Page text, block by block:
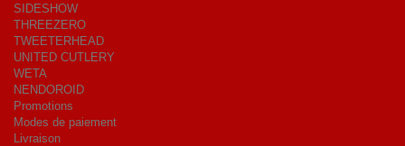
SIDESHOW
THREEZERO
TWEETERHEAD
UNITED CUTLERY
WETA
NENDOROID
Promotions
Modes de paiement
Livraison